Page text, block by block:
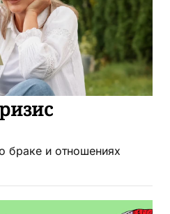
браке и отношениях